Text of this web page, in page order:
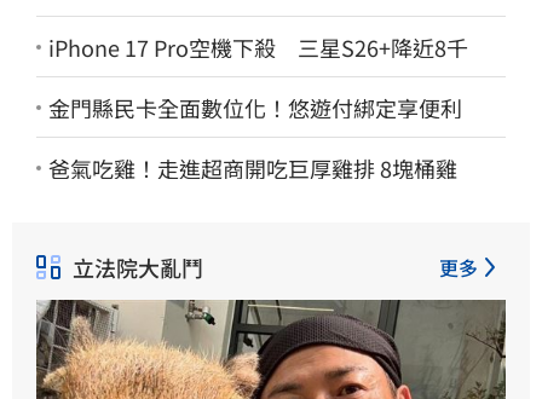
iPhone 17 Pro空機下殺 三星S26+降近8千
金門縣民卡全面數位化！悠遊付綁定享便利
爸氣吃雞！走進超商開吃巨厚雞排 8塊桶雞
立法院大亂鬥 更多